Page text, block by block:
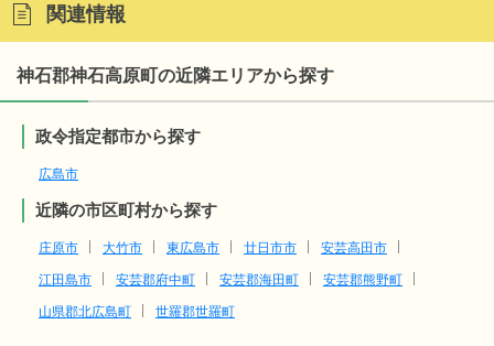
関連情報
神石郡神石高原町の近隣エリアから探す
政令指定都市から探す
広島市
近隣の市区町村から探す
庄原市 大竹市 東広島市 廿日市市
安芸高田市
江田島市
安芸郡府中町 安芸郡海田町
安芸郡熊野町
山県郡北広島町
世羅郡世羅町